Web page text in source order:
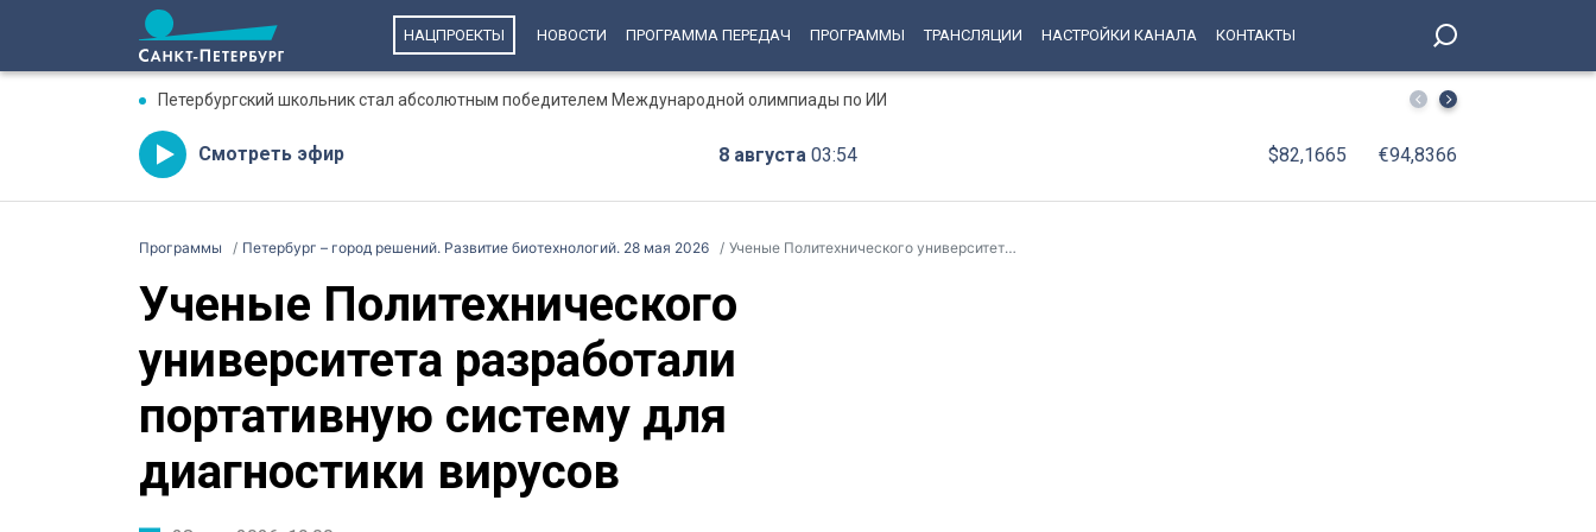
НАЦПРОЕКТЫ НОВОСТИ ПРОГРАММА ПЕРЕДАЧ ПРОГРАММЫ ТРАНСЛЯЦИИ НАСТРОЙКИ КАНАЛА КОНТАКТЫ
Петербургский школьник стал абсолютным победителем Международной олимпиады по ИИ С января по июнь 2026 года оборот организаций
Смотреть эфир 8 августа 03:54 $82,1665 €94,8366
Программы Петербург – город решений. Развитие биотехнологий. 28 мая 2026 Ученые Политехнического университета разработали портативную систему для диагностики вирусов
Ученые Политехнического
университета разработали
портативную систему для
диагностики вирусов